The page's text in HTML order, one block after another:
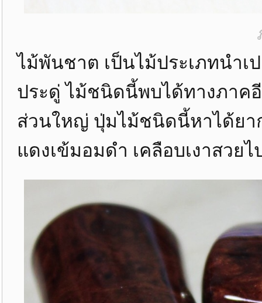
ไม้พันชาต เป็นไม้ประเภทนำเ
ประดู่ ไม้ชนิดนี้พบได้ทางภาค
ส่วนใหญ่ ปุ่มไม้ชนิดนี้หาได้ยา
แดงเข้มอมดำ เคลือบเงาสวย